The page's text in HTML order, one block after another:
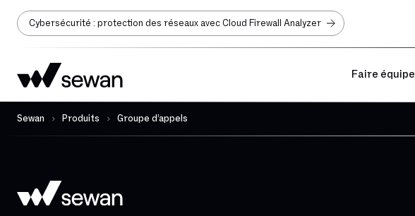
Cybersécurité : protection des réseaux avec Cloud Firewall Analyzer
Faire équipe
Sewan Produits Groupe d’appels